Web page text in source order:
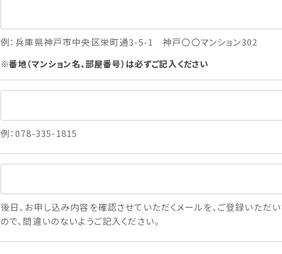
例：兵庫県神戸市中央区栄町通3-5-1 神戸〇〇マンション302
番地（マンション名、部屋番号）は必ずご記入ください
例：078-335-1815
後日、お申し込み内容を確認させていただくメールを、ご登録いただ
ので、間違いのないようご記入ください。